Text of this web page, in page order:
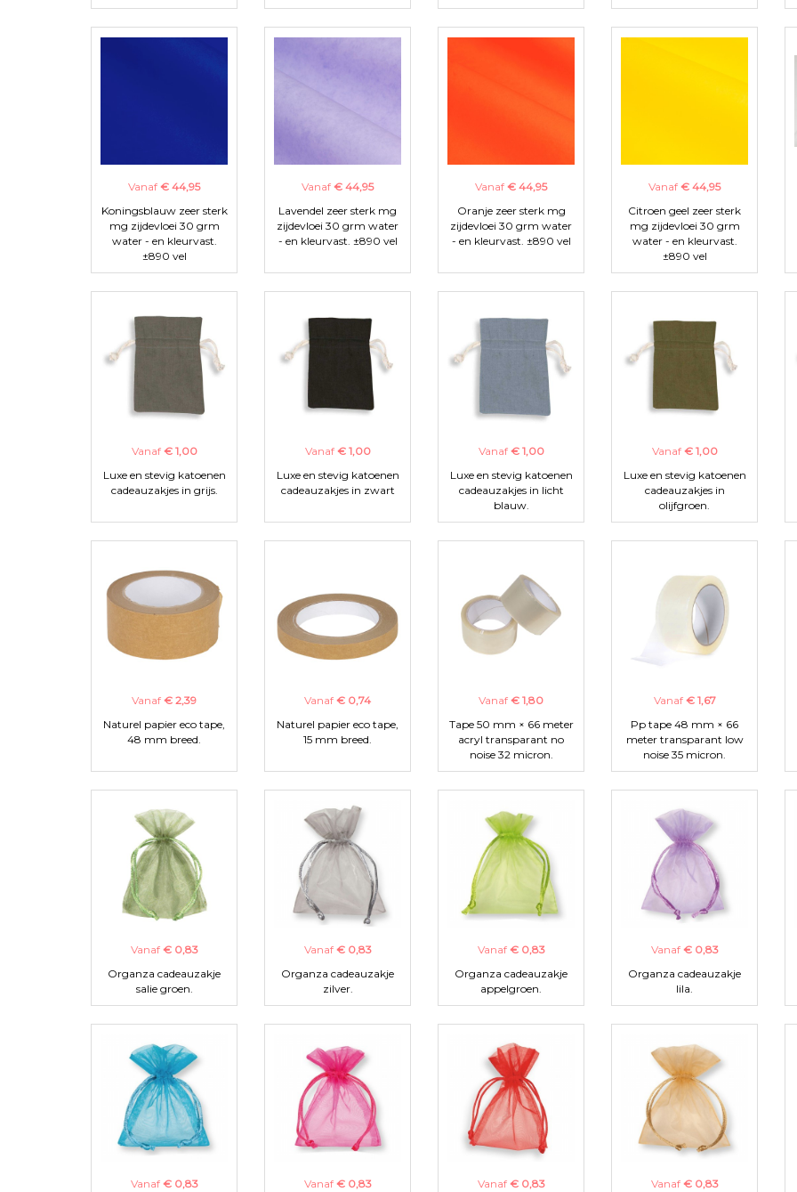
Vanaf € 44,95
Koningsblauw zeer sterk
mg zijdevloei 30 grm
water - en kleurvast.
±890 vel
Vanaf € 44,95
Lavendel zeer sterk mg
zijdevloei 30 grm water
- en kleurvast. ±890 vel
Vanaf € 44,95
Oranje zeer sterk mg
zijdevloei 30 grm water
- en kleurvast. ±890 vel
Vanaf € 44,95
Citroen geel zeer sterk
mg zijdevloei 30 grm
water - en kleurvast.
±890 vel
Vanaf € 1,00
Luxe en stevig katoenen
cadeauzakjes in grijs.
Vanaf € 1,00
Luxe en stevig katoenen
cadeauzakjes in zwart
Vanaf € 1,00
Luxe en stevig katoenen
cadeauzakjes in licht
blauw.
Vanaf € 1,00
Luxe en stevig katoenen
cadeauzakjes in
olijfgroen.
Vanaf € 2,39
Naturel papier eco tape,
48 mm breed.
Vanaf € 0,74
Naturel papier eco tape,
15 mm breed.
Vanaf € 1,80
Tape 50 mm × 66 meter
acryl transparant no
noise 32 micron.
Vanaf € 1,67
Pp tape 48 mm × 66
meter transparant low
noise 35 micron.
Vanaf € 0,83
Organza cadeauzakje
salie groen.
Vanaf € 0,83
Organza cadeauzakje
zilver.
Vanaf € 0,83
Organza cadeauzakje
appelgroen.
Vanaf € 0,83
Organza cadeauzakje
lila.
Vanaf € 0,83
Vanaf € 0,83
Vanaf € 0,83
Vanaf € 0,83